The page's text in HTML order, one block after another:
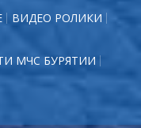
ВИДЕО РОЛИКИ
МЧС БУРЯТИИ